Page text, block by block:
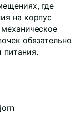
где
на корпус
обязательно
питания.